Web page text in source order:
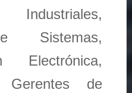
Sistemas,
Electrónica,
Gerentes de